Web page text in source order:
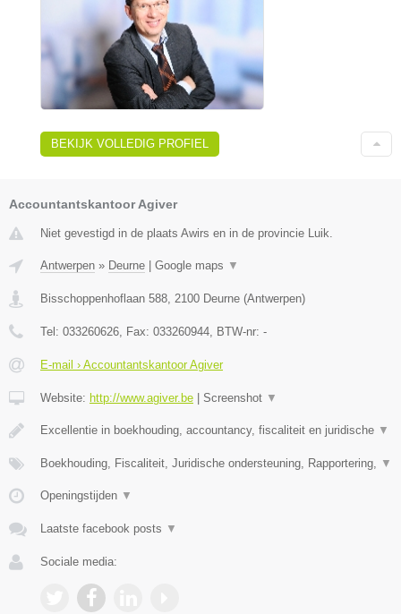
BEKIJK VOLLEDIG PROFIEL
Accountantskantoor Agiver
Niet gevestigd in de plaats Awirs en in de provincie Luik.
Antwerpen » Deurne | Google maps ▼
Bisschoppenhoflaan 588 2100 Deurne (Antwerpen)
Tel: 033260626 , Fax: 033260944 , BTW-nr: -
E-mail › Accountantskantoor Agiver
Website: http://www.agiver.be | Screenshot ▼
Excellentie in boekhouding, accountancy, fiscaliteit en juridische ▼
Boekhouding, Fiscaliteit, Juridische ondersteuning, Rapportering, ▼
Openingstijden ▼
Laatste facebook posts ▼
Sociale media: